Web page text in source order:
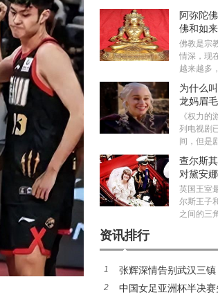
阿弥陀
佛和如
佛教是宗
情深，现
越来越多
为什么
龙妈眉
《权力
列电视剧
间，但是
查尔斯
对黛安
英国王室
尔斯王子
之间的三
资讯排行
1
张辉深情告别武汉三
煌旅程
2
中国女足亚洲杯半决